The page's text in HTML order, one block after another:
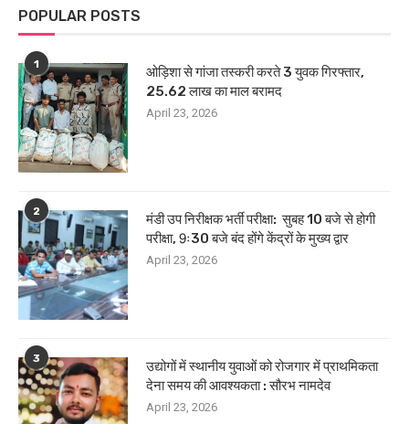
POPULAR POSTS
1
ओड़िशा से गांजा तस्करी करते 3 युवक गिरफ्तार,
25.62 लाख का माल बरामद
April 23, 2026
2
मंडी उप निरीक्षक भर्ती परीक्षा: सुबह 10 बजे से होगी
परीक्षा, 9ः30 बजे बंद होंगे केंद्रों के मुख्य द्वार
April 23, 2026
3
उद्योगों में स्थानीय युवाओं को रोजगार में प्राथमिकता
देना समय की आवश्यकता : सौरभ नामदेव
April 23, 2026